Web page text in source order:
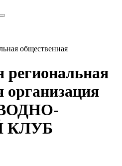
общественная
региональная
организация
КЛУБ